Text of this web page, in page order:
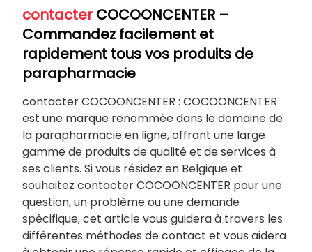
contacterCOCOONCENTER –
Commandez facilement et
rapidement tous vos produits de
parapharmacie
contacter COCOONCENTER : COCOONCENTER
est une marque renommée dans le domaine de
la parapharmacie en ligne, offrant une large
gamme de produits de qualité et de services à
ses clients. Si vous résidez en Belgique et
souhaitez contacter COCOONCENTER pour une
question, un problème ou une demande
spécifique, cet article vous guidera à travers les
différentes méthodes de contact et vous aidera